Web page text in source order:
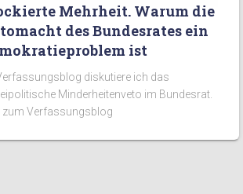
Mehrheit. Warum die
des Bundesrates ein
ist
diskutiere ich das
Minderheitenveto im Bundesrat.
zum Verfassungsblog